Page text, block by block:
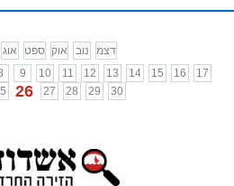
אוג ספט אוק נוב
דצמ
9 10 11 12 13 14 15 16
17
26 27 28 29 30